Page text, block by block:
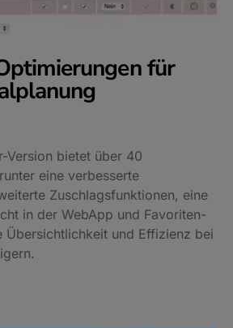
für
Version bietet über 40
eine verbesserte
Zuschlagsfunktionen, eine
in der WebApp und Favoriten-
Übersichtlichkeit und Effizienz bei